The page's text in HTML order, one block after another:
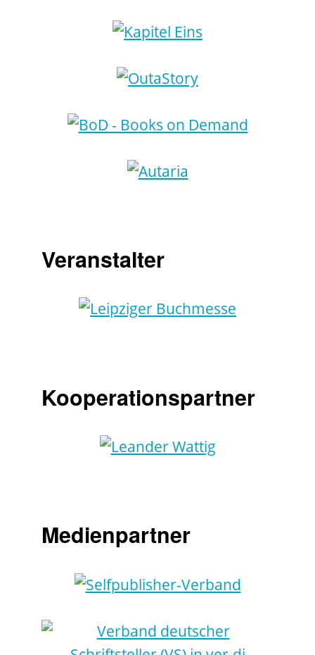
Veranstalter
Kooperationspartner
Medienpartner